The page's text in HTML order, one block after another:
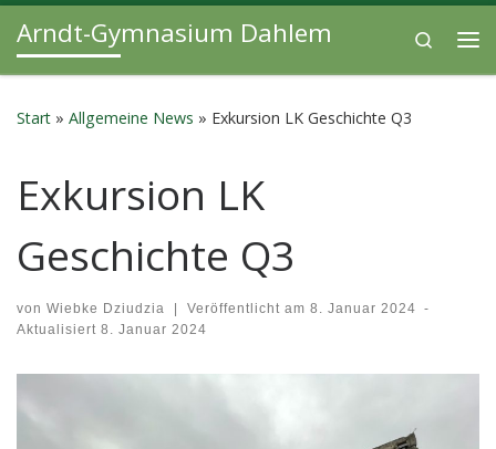
Zum Inhalt springen
Arndt-Gymnasium Dahlem
Search
Start » Allgemeine News » Exkursion LK Geschichte Q3
Exkursion LK
Geschichte Q3
von Wiebke Dziudzia | Veröffentlicht am 8. Januar 2024 -
Aktualisiert 8. Januar 2024